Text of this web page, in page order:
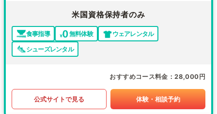
米国資格保持者のみ
食事指導 無料体験
ウェアレンタル
シューズレンタル
おすすめコース料金 28,000円
公式サイトで見る 体験・相談予約